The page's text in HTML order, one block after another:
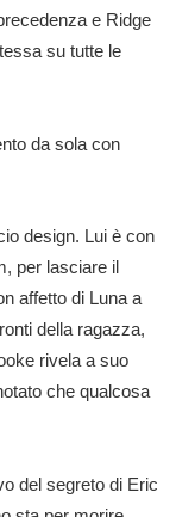
e Ridge
su tutte le
da sola con
design. Lui è con
per lasciare il
affetto di Luna a
della ragazza,
rivela a suo
che qualcosa
del segreto di Eric